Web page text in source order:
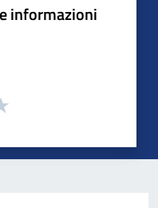
informazioni